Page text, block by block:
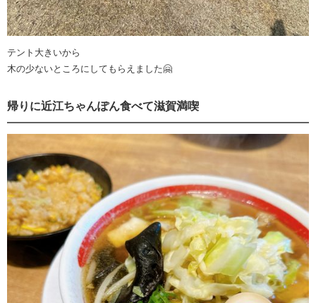
テント大きいから
木の少ないところにしてもらえました🤗
帰りに近江ちゃんぽん食べて滋賀満喫